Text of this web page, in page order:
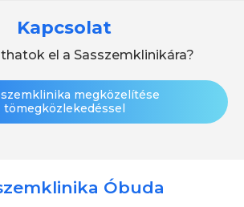
Kapcsolat
el a Sasszemklinikára?
megközelítése
tömegközlekedéssel
Óbuda